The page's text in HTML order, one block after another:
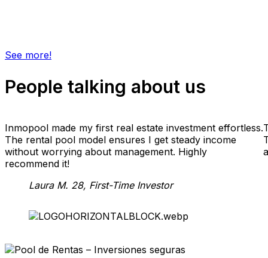
See more!
People talking about us
Inmopool made my first real estate investment effortless.
The rental pool model ensures I get steady income
without worrying about management. Highly
recommend it!
Laura M. 28, First-Time Investor